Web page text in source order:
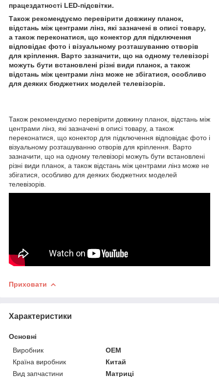
працездатності LED-підсвітки.
Також рекомендуємо перевірити довжину планок,
відстань між центрами лінз, які зазначені в описі товару,
а також переконатися, що конектор для підключення
відповідає фото і візуальному розташуванню отворів
для кріплення. Варто зазначити, що на одному телевізорі
можуть бути встановлені різні види планок, а також
відстань між центрами лінз може не збігатися, особливо
для деяких бюджетних моделей телевізорів.
Також рекомендуємо перевірити довжину планок, відстань між
центрами лінз, які зазначені в описі товару, а також
переконатися, що конектор для підключення відповідає фото і
візуальному розташуванню отворів для кріплення. Варто
зазначити, що на одному телевізорі можуть бути встановлені
різні види планок, а також відстань між центрами лінз може не
збігатися, особливо для деяких бюджетних моделей
телевізорів.
Приховати
Характеристики
Основні
Виробник
OEM
Країна виробник
Китай
Вид запчастини
Матриці